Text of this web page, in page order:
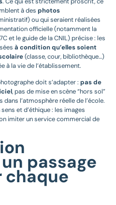
à des photos
ou qui seraient réalisées
officielle (notamment la
et le guide de la CNIL) précise : les
à condition qu’elles soient
(classe, cour, bibliothèque…)
à la vie de l’établissement.
doit s’adapter : pas de
, pas de mise en scène “hors sol”
l’atmosphère réelle de l’école.
et d’éthique : les images
imiter un service commercial de
passage
chaque